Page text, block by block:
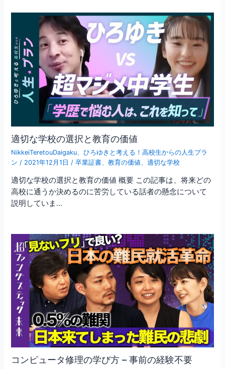
適切な学校の選択と教育の価値
NikkeiTeretouDaigaku 、ひろゆきと考える！高校生からの人生プラ
ン / 2021年12月1日 /卒業証書 、教育の価値 、適切な学校
適切な学校の選択と教育の価値 概要 この記事は、将来どの
高校に通うか決めるのに苦労している話者の懸念について
説明していま…
コンピュータ修理の学び方 – 事前の経験不要